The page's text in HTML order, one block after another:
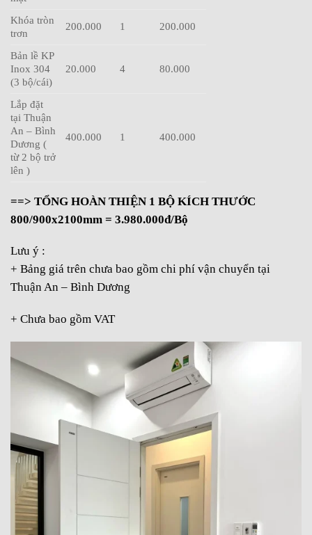
Khóa tròn
trơn
200.000 1 200.000
Bản lề KP
Inox 304
(3 bộ/cái)
20.000 4 80.000
Lắp đặt
tại Thuận
An – Bình
Dương (
từ 2 bộ trở
lên )
400.000 1 400.000
==> TỔNG HOÀN THIỆN 1 BỘ KÍCH THƯỚC
800/900x2100mm = 3.980.000đ/Bộ
Lưu ý :
+ Bảng giá trên chưa bao gồm chi phí vận chuyển tại
Thuận An – Bình Dương
+ Chưa bao gồm VAT